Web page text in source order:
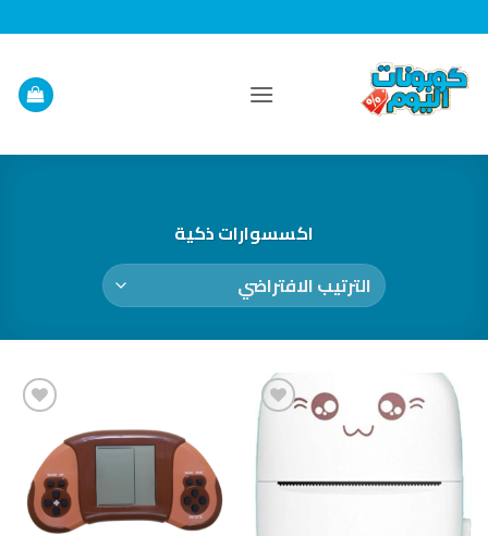
للمحتوى
اكسسوارات ذكية
إضافة
قائمة قائمة
الرغبات